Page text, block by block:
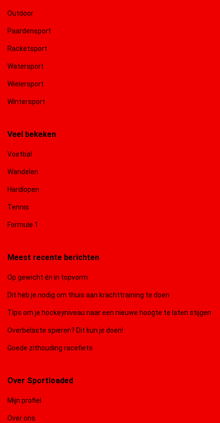
Outdoor
Paardensport
Racketsport
Watersport
Wielersport
Wintersport
Veel bekeken
Voetbal
Wandelen
Hardlopen
Tennis
Formule 1
Meest recente berichten
Op gewicht én in topvorm
Dit heb je nodig om thuis aan krachttraining te doen
Tips om je hockeyniveau naar een nieuwe hoogte te laten stijgen
Overbelaste spieren? Dit kun je doen!
Goede zithouding racefiets
Over Sportloaded
Mijn profiel
Over ons